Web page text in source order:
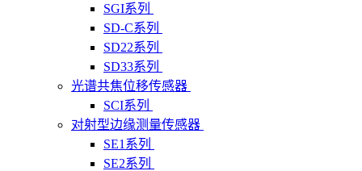
SGI系列
SD-C系列
SD22系列
SD33系列
光谱共焦位移传感器
SCI系列
对射型边缘测量传感器
SE1系列
SE2系列